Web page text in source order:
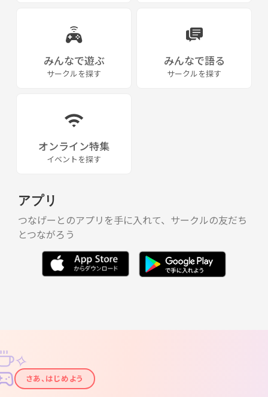
みんなで遊ぶ
サークルを探す
みんなで語る
サークルを探す
オンライン特集
イベントを探す
アプリ
つなげーとのアプリを手に入れて、サークルの友だち
とつながろう
✦
✧
さあ、はじめよう